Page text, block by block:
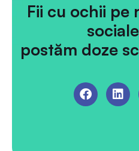
Fii cu ochii pe
postăm doze